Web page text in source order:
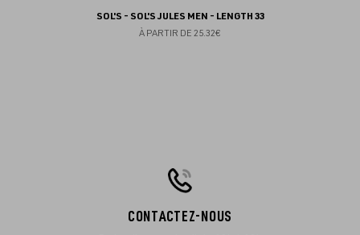
SOL'S - SOL'S JULES MEN - LENGTH 33
À PARTIR DE 25.32€
CONTACTEZ-NOUS